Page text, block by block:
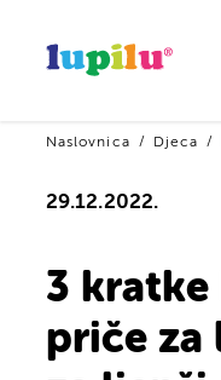
Naslovnica Djeca
29.12.2022.
3 kratke
priče za